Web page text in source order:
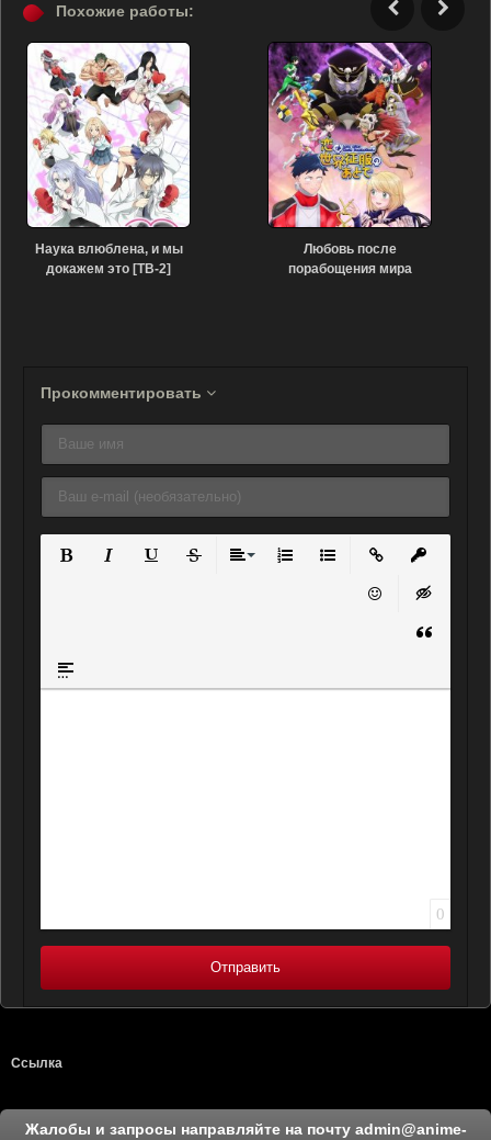
Похожие работы:
Наука влюблена, и мы
докажем это [ТВ-2]
Любовь после
порабощения мира
Прокомментировать
Нумерованный список
Маркированный
Вставить ссылку
Вставить
0
Отправить
Ссылка
Жалобы и запросы направляйте на почту admin@anime-